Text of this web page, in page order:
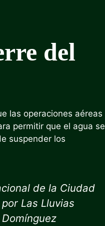
del
las operaciones aéreas
permitir que el agua se
suspender los
de la Ciudad
Las Lluvias